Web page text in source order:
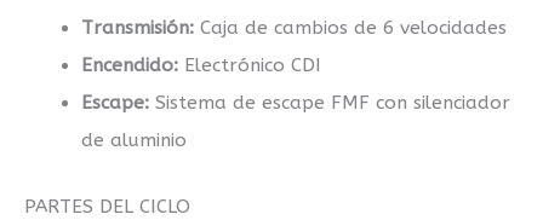
Transmisión:Caja de cambios de 6 velocidades
Encendido:Electrónico CDI
Escape:Sistema de escape FMF con silenciador
de aluminio
PARTES DEL CICLO